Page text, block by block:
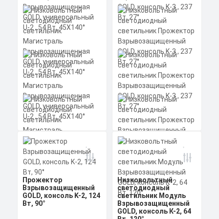
алюминиевый профиль
(анодированный), рассеиватель
поликарбонат
Заказать
Скачать
КП
Низковольтный
светодиодный
светильник
Прожектор
Взрывозащищенный
GOLD, консоль K-3 , 237
Вт, 27°
Мощность: 237 Вт
Коэффициент мощности не менее:
0,95 cos
Материал корпуса:
Экструдированный
Цена по запросу
Прожектор
Взрывозащищенный
GOLD, консоль K-2, 124
Вт, 90°
Низковольтный
светодиодный
светильник Модуль
Взрывозащищенный
GOLD, консоль К-2, 64